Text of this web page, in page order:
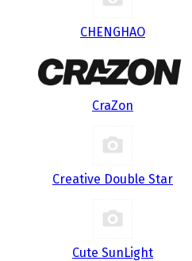
CHENGHAO
CraZon
Creative Double Star
Cute SunLight